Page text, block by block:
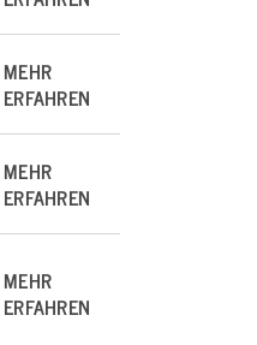
MEHR
ERFAHREN
MEHR
ERFAHREN
MEHR
ERFAHREN